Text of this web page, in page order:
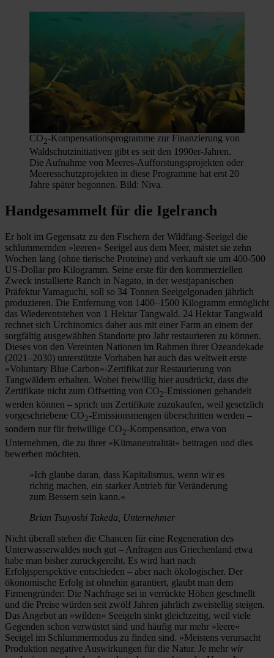
CO2-Kompensationsprogramme zur Finanzierung von
Waldschutzinitiativen gibt es seit den 1990er-Jahren.
Die Aufnahme von Meeres-Aufforstungsprojekten oder
Meeresschutzprojekten in diese Programme hat erst 20
Jahre später begonnen. Bild: Niva.
Handgesammelt für die Igelranch
Er holt im Gegensatz zu den Fischern der Wildfang-Seeigel die
schlummernden »leeren« Seeigel aus dem Meer, mästet sie zehn
Wochen lang (ohne tierische Proteine) und verkauft sie um 400-500
US-Dollar pro Kilogramm. Seine erste für den kommerziellen
Zweck installierte Ranch in Nagato, in der westjapanischen
Präfektur Yamaguchi, soll so 34 Tonnen Seeigelgonaden jährlich
produzieren. Die Entfernung von 1400–1500 Kilogramm ermöglicht
das Wiederentstehen von 1 Hektar Tangwald. 24 Hektar Tangwald
rechnet sich Urchinomics daher aus mit einer Farm an einem der
sorgfältig ausgewählten Standorte pro Jahr restaurieren zu können.
Dieses von den Vereinten Nationen im Rahmen ihrer Ozeandekade
(2021–2030) unterstützte Vorhaben hat auch das weltweit erste
»Voluntary Blue Carbon«-Zertifikat zur Restaurierung von
Tangwäldern erhalten. Wobei freiwillig hier ausdrückt, dass die
Zertifikate nicht zum Offsetting von CO2-Emissionen gehandelt
werden können – sprich um Zertifikate zuzukaufen, weil gesetzlich
vorgeschriebene CO2-Emissionsmengen überschritten werden –
sondern nur für freiwillige CO2-Kompensation, etwa von
Unternehmen, die zu ihrer »Klimaneutralität« beitragen und dies
bewerben möchten.
»Ich glaube daran, dass Kapitalismus, wenn wir es
richtig machen, ein starker Antrieb für Veränderung
zum Bessern sein kann.«
Brian Tsuyoshi Takeda, Unternehmer
Nicht überall stehen die Chancen für eine Regeneration des
Unterwasserwaldes noch gut – Anfragen aus Griechenland etwa
habe man bisher zurückgereiht. Es wird hart nach
Erfolgsperspektive entschieden – aber nach ökologischer. Der
ökonomische Erfolg ist ohnehin garantiert, glaubt man dem
Firmengründer: Die Nachfrage sei in verrückte Höhen geschnellt
und die Preise würden seit zwölf Jahren jährlich zweistellig steigen.
Das Angebot an »wilden« Seeigeln sinkt gleichzeitig, weil viele
Gegenden schon verwüstet sind und häufig nur mehr »leere«
Seeigel im Schlummermodus zu finden sind. »Meistens verursacht
Produktion negative Auswirkungen für die Natur. Je mehr wir